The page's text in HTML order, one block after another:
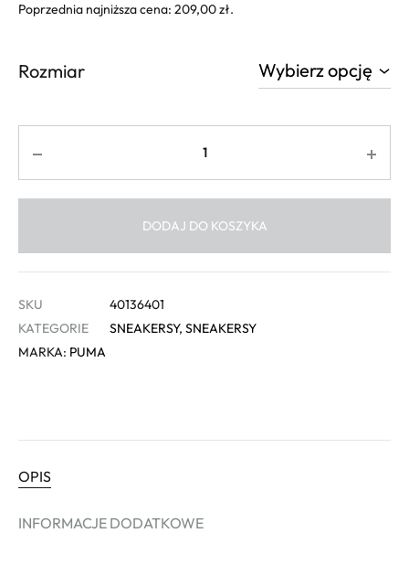
Poprzednia najniższa cena: 209,00zł.
Rozmiar
DODAJ DO KOSZYKA
SKU
40136401
KATEGORIE
SNEAKERSY, SNEAKERSY
MARKA: PUMA
OPIS
INFORMACJE DODATKOWE